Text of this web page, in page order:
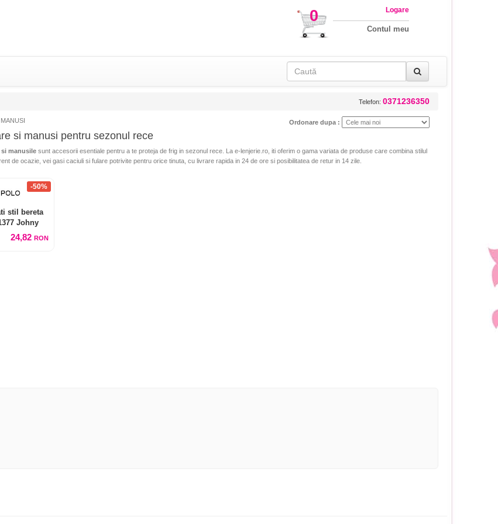
0 Logare
Contul meu
Telefon: 0371236350
Ordonare dupa :
si manusi pentru sezonul rece
manusile sunt accesorii esentiale pentru a te proteja de frig in sezonul rece. La e-lenjerie.ro, iti oferim o gama variata de produse care combina stilul
de ocazie, vei gasi caciuli si fulare potrivite pentru orice tinuta, cu livrare rapida in 24 de ore si posibilitatea de retur in 14 zile.
-50%
stil bereta
Johny
24,82 RON